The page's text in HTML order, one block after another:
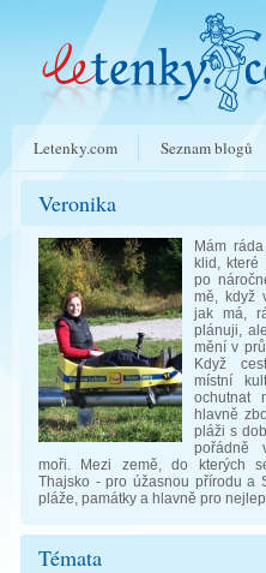
Letenky.com Seznam blogů
Veronika
Mám
klid,
po
mě, když
jak má,
plánuji,
mění v
Když
místní
ochutnat
hlavně
pláži s
pořádně
moři. Mezi země, do kterých
Thajsko - pro úžasnou přírodu a
pláže, památky a hlavně pro
Témata